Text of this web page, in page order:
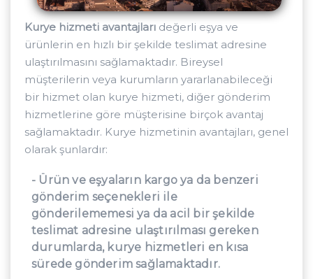
Kurye hizmeti avantajları değerli eşya ve
ürünlerin en hızlı bir şekilde teslimat adresine
ulaştırılmasını sağlamaktadır. Bireysel
müşterilerin veya kurumların yararlanabileceği
bir hizmet olan kurye hizmeti, diğer gönderim
hizmetlerine göre müşterisine birçok avantaj
sağlamaktadır. Kurye hizmetinin avantajları, genel
olarak şunlardır:
- Ürün ve eşyaların kargo ya da benzeri
gönderim seçenekleri ile
gönderilememesi ya da acil bir şekilde
teslimat adresine ulaştırılması gereken
durumlarda, kurye hizmetleri en kısa
sürede gönderim sağlamaktadır.